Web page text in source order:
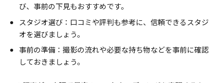
び、事前の下見もおすすめです。
スタジオ選び：口コミや評判も参考に、信頼できるスタジ
オを選びましょう。
事前の準備：撮影の流れや必要な持ち物などを事前に確認
しておきましょう。